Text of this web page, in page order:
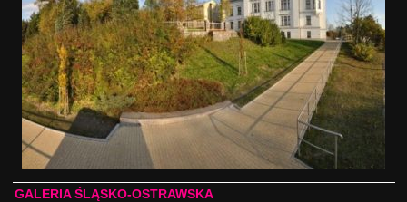
GALERIA ŚLĄSKO-OSTRAWSKA